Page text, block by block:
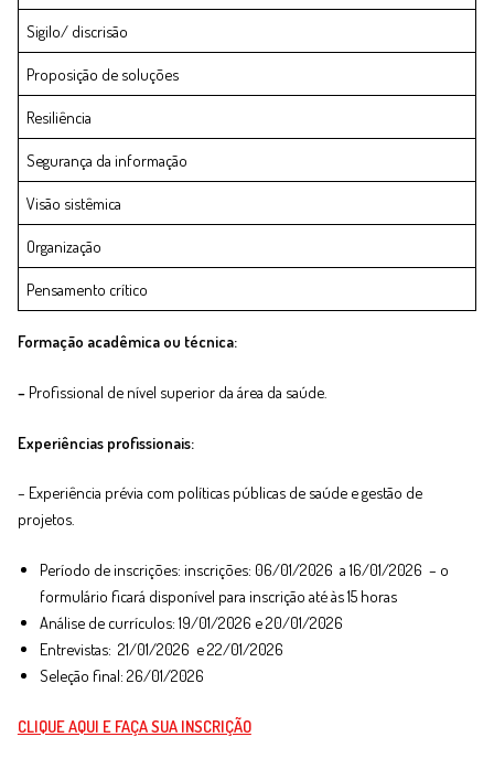
Sigilo/ discrisão
Proposição de soluções
Resiliência
Segurança da informação
Visão sistêmica
Organização
Pensamento crítico
Formação acadêmica ou técnica:
– Profissional de nível superior da área da saúde.
Experiências profissionais:
– Experiência prévia com políticas públicas de saúde e gestão de
projetos.
Período de inscrições: inscrições: 06/01/2026 a 16/01/2026 – o
formulário ficará disponível para inscrição até às 15 horas
Análise de currículos: 19/01/2026 e 20/01/2026
Entrevistas: 21/01/2026 e 22/01/2026
Seleção final: 26/01/2026
CLIQUE AQUI E FAÇA SUA INSCRIÇÃO